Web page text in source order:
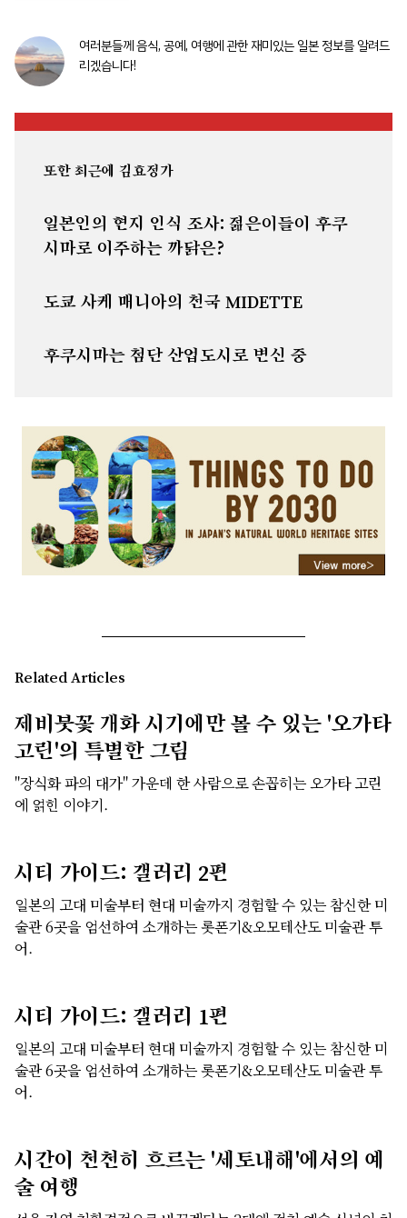
여러분들께 음식, 공예, 여행에 관한 재미있는 일본 정보를 알려드
리겠습니다!
또한 최근에 김효정가
일본인의 현지 인식 조사: 젊은이들이 후쿠
시마로 이주하는 까닭은?
도쿄 사케 매니아의 천국 MIDETTE
후쿠시마는 첨단 산업도시로 변신 중
Related Articles
제비붓꽃 개화 시기에만 볼 수 있는 '오가타
고린'의 특별한 그림
"장식화 파의 대가" 가운데 한 사람으로 손꼽히는 오가타 고린
에 얽힌 이야기.
시티 가이드: 갤러리 2편
일본의 고대 미술부터 현대 미술까지 경험할 수 있는 참신한 미
술관 6곳을 엄선하여 소개하는 롯폰기&오모테산도 미술관 투
어.
시티 가이드: 갤러리 1편
일본의 고대 미술부터 현대 미술까지 경험할 수 있는 참신한 미
술관 6곳을 엄선하여 소개하는 롯폰기&오모테산도 미술관 투
어.
시간이 천천히 흐르는 '세토내해'에서의 예
술 여행